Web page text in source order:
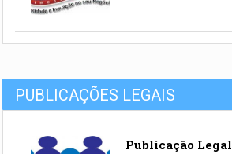
PUBLICAÇÕES LEGAIS
Publicação Legal